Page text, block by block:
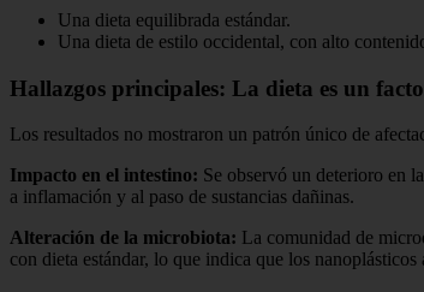
Una dieta equilibrada estándar.
Una dieta de estilo occidental, con alto
Hallazgos principales: La dieta es un
Los resultados no mostraron un patrón único de
Impacto en el intestino: Se observó un deterioro en
a inflamación y al paso de sustancias dañinas.
Alteración de la microbiota: La comunidad de
con dieta estándar, lo que indica que los